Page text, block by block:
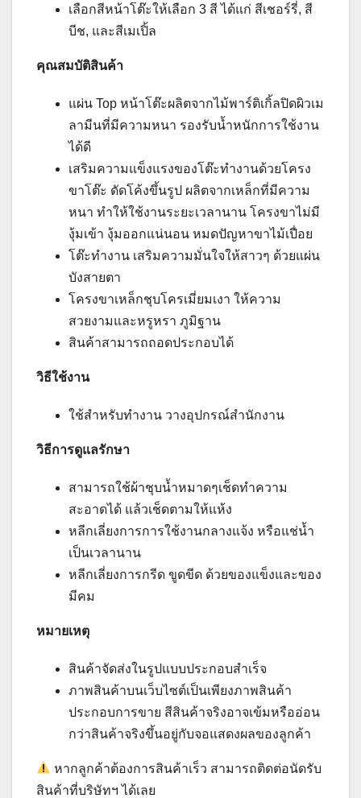
เลือกสีหน้าโต๊ะให้เลือก 3 สี ได้แก่ สีเชอร์รี่, สี
บีช, และสีเมเปิ้ล
คุณสมบัติสินค้า
แผ่น Top หน้าโต๊ะผลิตจากไม้พาร์ติเกิ้ลปิดผิวเม
ลามีนที่มีความหนา รองรับน้ำหนักการใช้งาน
ได้ดี
เสริมความแข็งแรงของโต๊ะทำงานด้วยโครง
ขาโต๊ะ ดัดโค้งขึ้นรูป ผลิตจากเหล็กที่มีความ
หนา ทำให้ใช้งานระยะเวลานาน โครงขาไม่มี
งุ้มเข้า งุ้มออกแน่นอน หมดปัญหาขาไม้เปื่อย
โต๊ะทำงาน เสริมความมั่นใจให้สาวๆ ด้วยแผ่น
บังสายตา
โครงขาเหล็กชุบโครเมี่ยมเงา ให้ความ
สวยงามและหรูหรา ภูมิฐาน
สินค้าสามารถถอดประกอบได้
วิธีใช้งาน
ใช้สำหรับทำงาน วางอุปกรณ์สำนักงาน
วิธีการดูแลรักษา
สามารถใช้ผ้าชุบน้ำหมาดๆเช็ดทำความ
สะอาดได้ แล้วเช็ดตามให้แห้ง
หลีกเลี่ยงการการใช้งานกลางแจ้ง หรือแช่น้ำ
เป็นเวลานาน
หลีกเลี่ยงการกรีด ขูดขีด ด้วยของแข็งและของ
มีคม
หมายเหตุ
สินค้าจัดส่งในรูปแบบประกอบสำเร็จ
ภาพสินค้าบนเว็บไซต์เป็นเพียงภาพสินค้า
ประกอบการขาย สีสินค้าจริงอาจเข้มหรืออ่อน
กว่าสินค้าจริงขึ้นอยู่กับจอแสดงผลของลูกค้า
หากลูกค้าต้องการสินค้าเร็ว สามารถติดต่อนัดรับ
สินค้าที่บริษัทฯ ได้เลย